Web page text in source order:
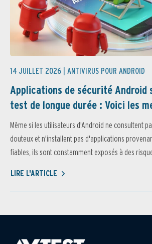
14 JUILLET 2026 | ANTIVIRUS POUR ANDROID
Applications de sécurité Android
test de longue durée : Voici les
Même si les utilisateurs d'Android ne consultent
douteux et n'installent pas d'applications
fiables, ils sont constamment exposés à des
LIRE L'ARTICLE